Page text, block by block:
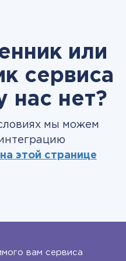
или
сервиса
нас нет?
мы можем
на этой странице
вам сервиса